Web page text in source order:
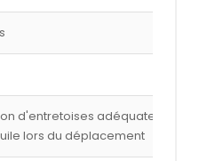
d'entretoises adéquates,
lors du déplacement